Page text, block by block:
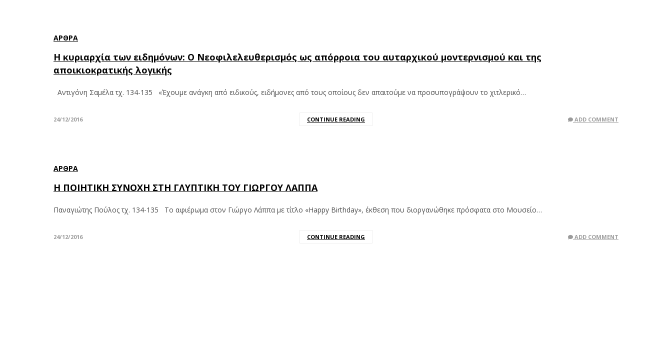
ΆΡΘΡΑ
Η κυριαρχία των ειδημόνων: Ο Νεοφιλελευθερισμός ως απόρροια του αυταρχικού μοντερνισμού και της
αποικιοκρατικής λογικής
Αντιγόνη Σαμέλα τχ. 134-135 «Έχουμε ανάγκη από ειδικούς, ειδήμονες από τους οποίους δεν απαιτούμε να προσυπογράψουν το χιτλερικό…
24/12/2016 CONTINUE READING ADD COMMENT
ΆΡΘΡΑ
Η ΠΟΙΗΤΙΚΗ ΣΥΝΟΧΗ ΣΤΗ ΓΛΥΠΤΙΚΗ ΤΟΥ ΓΙΩΡΓΟY ΛΑΠΠΑ
Παναγιώτης Πούλος τχ. 134-135 Το αφιέρωμα στον Γιώργο Λάππα με τίτλο «Happy Birthday», έκθεση που διοργανώθηκε πρόσφατα στο Μουσείο…
24/12/2016 CONTINUE READING ADD COMMENT